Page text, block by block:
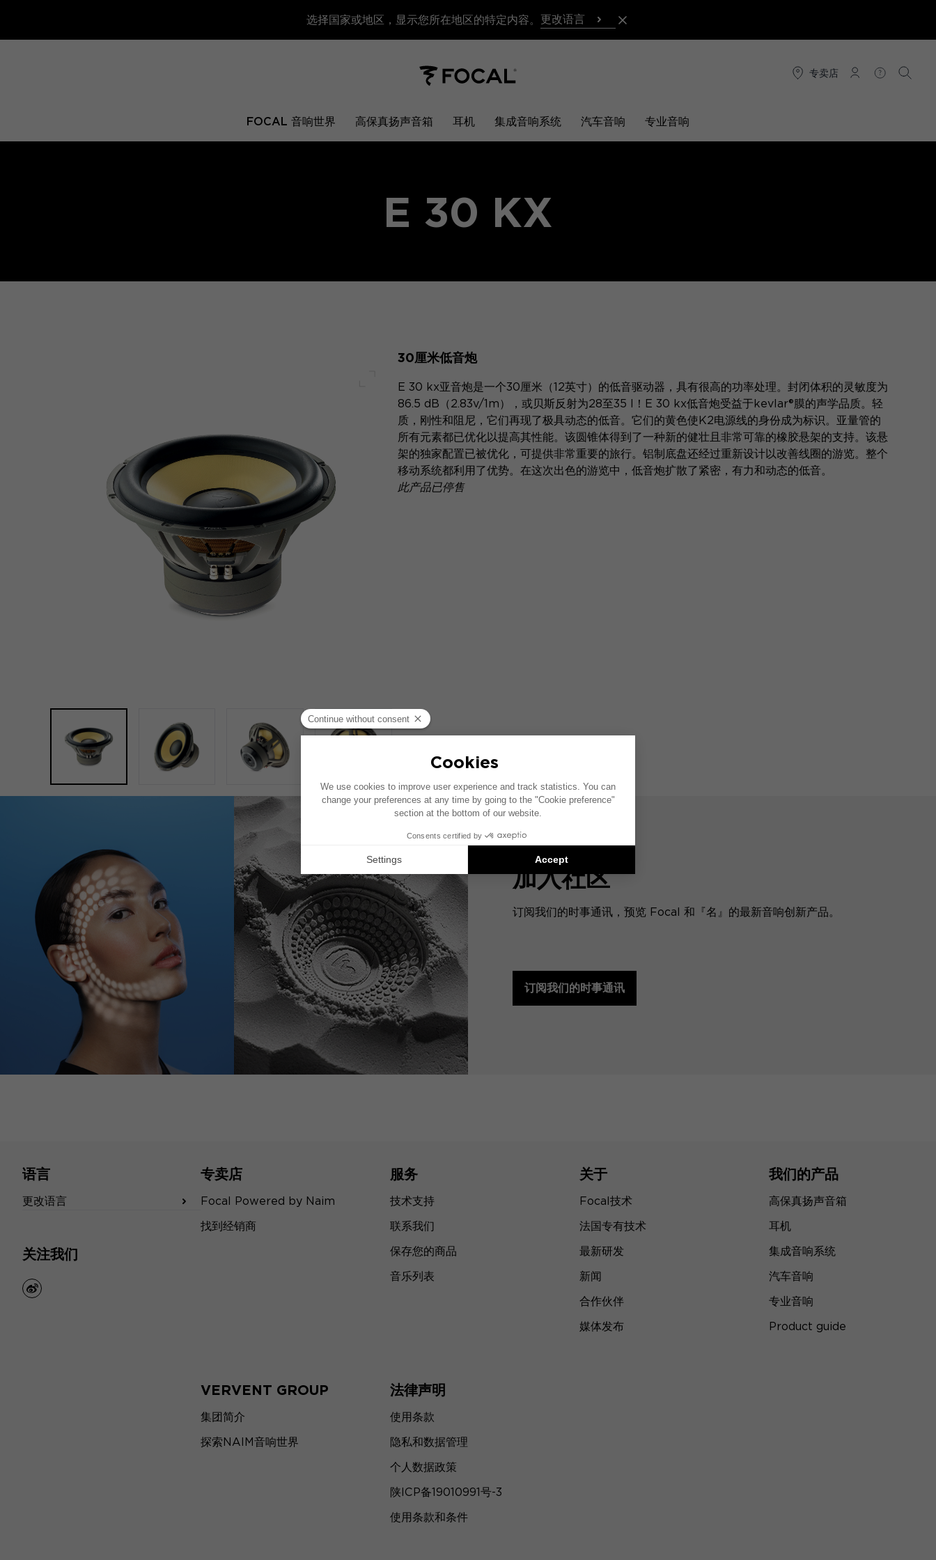
选择国家或地区，显示您所在地区的特定内容。 更改语言
专卖店
连接 帮助 搜索
FOCAL 音响世界 高保真扬声音箱 耳机 集成音响系统 汽车音响 专业音响
E 30 KX
全屏幕
30厘米低音炮
E 30 kx亚音炮是一个30厘米（12英寸）的低音驱动器，具有很高的功率处理。封闭体积的灵敏度为
86.5 dB（2.83v/1m），或贝斯反射为28至35 l！E 30 kx低音炮受益于kevlar®膜的声学品质。轻
质，刚性和阻尼，它们再现了极具动态的低音。它们的黄色使K2电源线的身份成为标识。亚量管的
所有元素都已优化以提高其性能。该圆锥体得到了一种新的健壮且非常可靠的橡胶悬架的支持。该悬
架的独家配置已被优化，可提供非常重要的旅行。铝制底盘还经过重新设计以改善线圈的游览。整个
移动系统都利用了优势。在这次出色的游览中，低音炮扩散了紧密，有力和动态的低音。
此产品已停售
加入社区
订阅我们的时事通讯，预览 Focal 和『名』的最新音响创新产品。
订阅我们的时事通讯
语言
更改语言
关注我们
weibo
专卖店
Focal Powered by Naim
找到经销商
服务
技术支持
联系我们
保存您的商品
音乐列表
关于
Focal技术
法国专有技术
最新研发
新闻
合作伙伴
媒体发布
我们的产品
高保真扬声音箱
耳机
集成音响系统
汽车音响
专业音响
Product guide
VERVENT GROUP
集团简介
探索NAIM音响世界
法律声明
使用条款
隐私和数据管理
个人数据政策
陕ICP备19010991号-3
使用条款和条件